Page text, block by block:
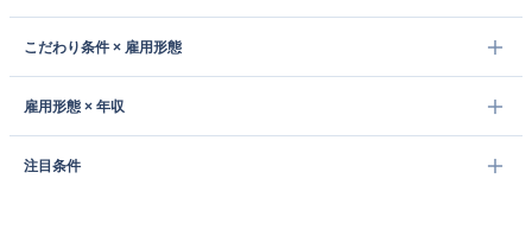
こだわり条件 × 雇用形態
雇用形態 × 年収
注目条件